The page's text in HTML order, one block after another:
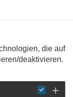
DETAIL
die auf
deaktivieren.